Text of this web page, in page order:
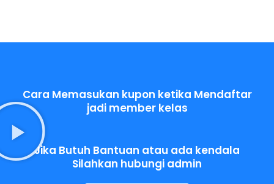
Cara Memasukan kupon ketika Mendaftar
jadi member kelas
Jika Butuh Bantuan atau ada kendala
Silahkan hubungi admin